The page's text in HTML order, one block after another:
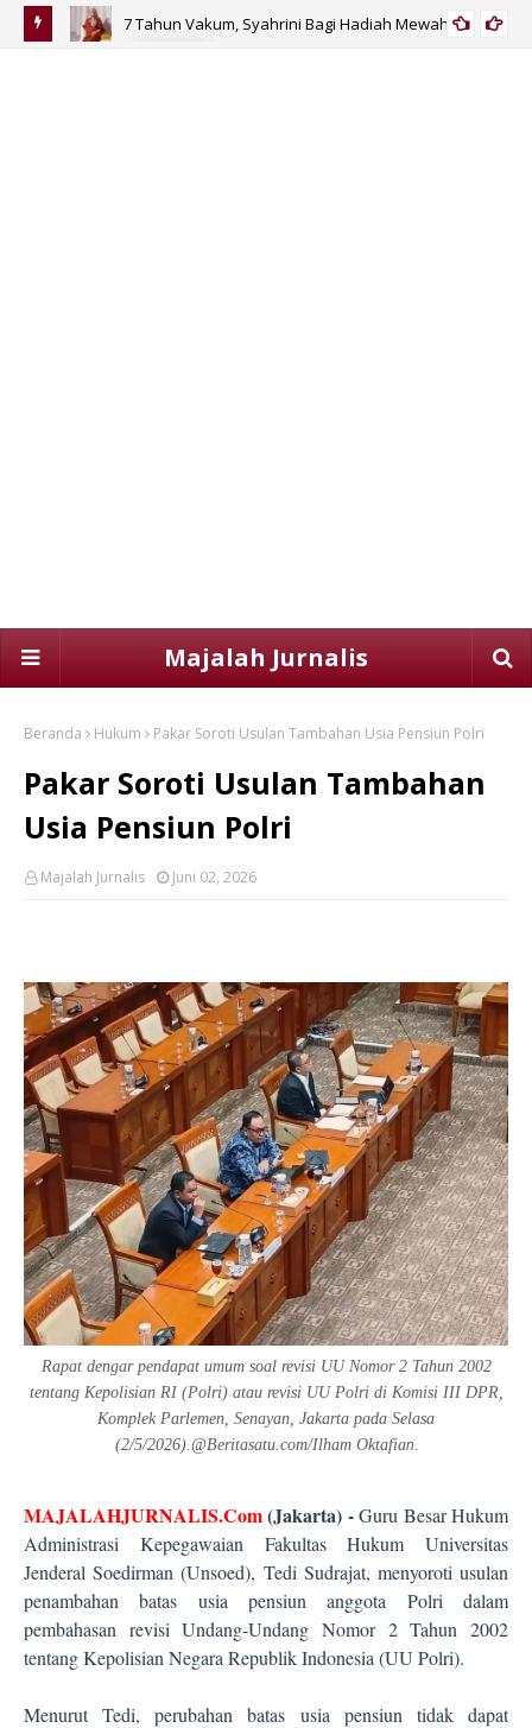
7 Tahun Vakum, Syahrini Bagi Hadiah Mewah
Majalah Jurnalis
Beranda Hukum Pakar Soroti Usulan Tambahan Usia Pensiun Polri
Pakar Soroti Usulan Tambahan
Usia Pensiun Polri
Majalah Jurnalis Juni 02, 2026
Rapat dengar pendapat umum soal revisi UU Nomor 2 Tahun 2002
tentang Kepolisian RI (Polri) atau revisi UU Polri di Komisi III DPR,
Komplek Parlemen, Senayan, Jakarta pada Selasa
(2/5/2026).@Beritasatu.com/Ilham Oktafian.
MAJALAHJURNALIS.Com(Jakarta) -Guru Besar Hukum
Administrasi Kepegawaian Fakultas Hukum Universitas
Jenderal Soedirman (Unsoed), Tedi Sudrajat, menyoroti usulan
penambahan batas usia pensiun anggota Polri dalam
pembahasan revisi Undang-Undang Nomor 2 Tahun 2002
tentang Kepolisian Negara Republik Indonesia (UU Polri).
Menurut Tedi, perubahan batas usia pensiun tidak dapat